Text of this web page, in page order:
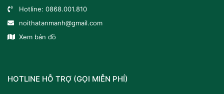
Hotline: 0868.001.810
noithatanmanh@gmail.com
Xem bản đồ
HOTLINE HỖ TRỢ (GỌI MIỄN PHÍ)